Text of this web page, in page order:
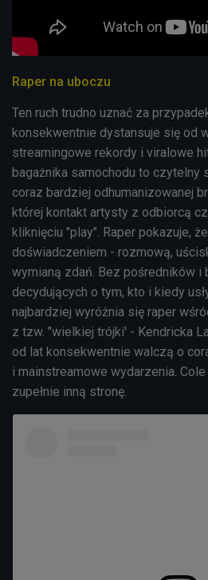
Raper na uboczu
Ten ruch trudno uznać za
konsekwentnie dystansuje się od
streamingowe rekordy i viralowe
bagażnika samochodu to czytelny
coraz bardziej odhumanizowanej
której kontakt artysty z odbiorcą
kliknięciu "play". Raper pokazuje,
doświadczeniem - rozmową,
wymianą zdań. Bez pośredników i
decydujących o tym, kto i kiedy
najbardziej wyróżnia się raper
z tzw. "wielkiej trójki' - Kendricka
od lat konsekwentnie walczą o
i mainstreamowe wydarzenia.
zupełnie inną stronę.